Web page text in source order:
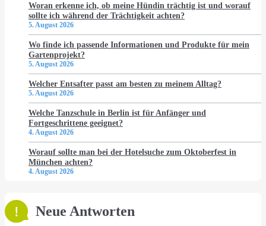
Woran erkenne ich, ob meine Hündin trächtig ist und worauf
sollte ich während der Trächtigkeit achten?
5. August 2026
Wo finde ich passende Informationen und Produkte für mein
Gartenprojekt?
5. August 2026
Welcher Entsafter passt am besten zu meinem Alltag?
5. August 2026
Welche Tanzschule in Berlin ist für Anfänger und
Fortgeschrittene geeignet?
4. August 2026
Worauf sollte man bei der Hotelsuche zum Oktoberfest in
München achten?
4. August 2026
Neue Antworten